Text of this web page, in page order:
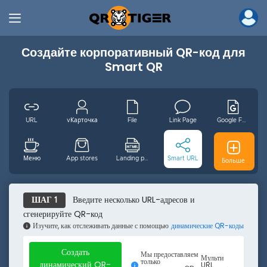
Создайте корпоративный QR-код для
Smart QR
URL vКарточка File Link Page
Меню App stores Smart URL Цифровой GS1
MP3 Видео
Больше
ШАГ 1
Введите несколько URL-адресов и
сгенерируйте QR-код
Изучите, как отслеживать данные с помощью динамические QR-коды
Создать
динамический QR-
Мы предоставляем
только Мульти
URL .